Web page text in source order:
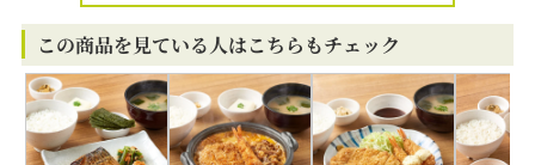
この商品を見ている人はこちらもチェック